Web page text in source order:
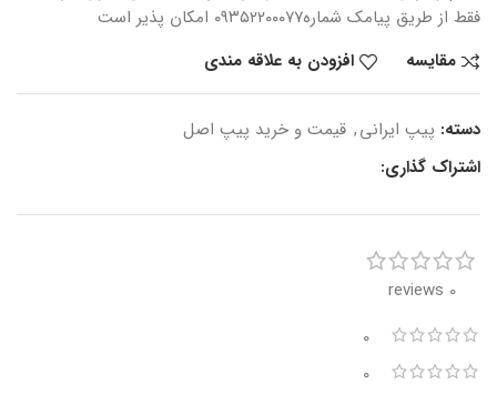
فقط از طریق پیامک شماره۰۹۳۵۲۲۰۰۰۷۷ امکان پذیر است
مقایسه
افزودن به علاقه مندی
دسته: پیپ ایرانی, قیمت و خرید پیپ اصل
اشتراک گذاری:
0 reviews
0
0